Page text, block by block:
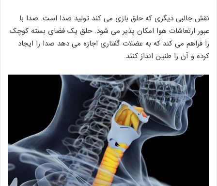
نقش جالبی دیگری که حلق بازی می کند تولید صدا است. صدا با
عبور ارتعاشات هوا امکان پذیر می شود. حلق یک فضای بسته کوچک
را فراهم می کند که به عضلات گفتاری اجازه می دهد صدا را ایجاد
کرده و آن را طنین انداز کنند.